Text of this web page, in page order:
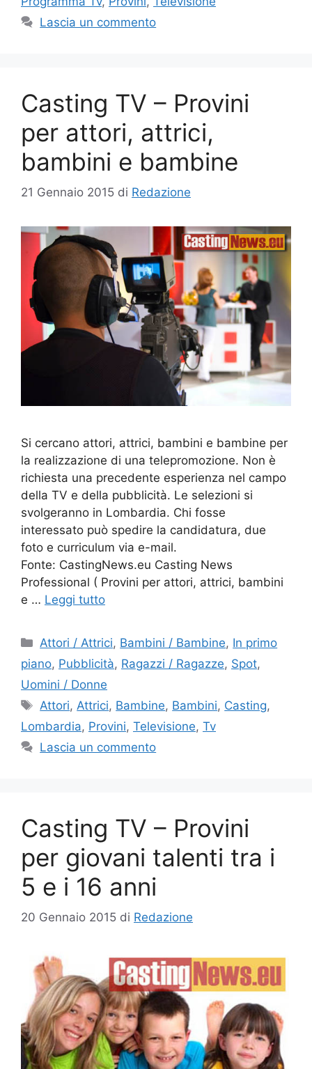
Lascia un commento
Casting TV – Provini
per attori, attrici,
bambini e bambine
21 Gennaio 2015 di Redazione
Si cercano attori, attrici, bambini e bambine per
la realizzazione di una telepromozione. Non è
richiesta una precedente esperienza nel campo
della TV e della pubblicità. Le selezioni si
svolgeranno in Lombardia. Chi fosse
interessato può spedire la candidatura, due
foto e curriculum via e-mail.
Fonte: CastingNews.eu Casting News
Professional ( Provini per attori, attrici, bambini
e … Leggi tutto
Categorie
Attori / Attrici, Bambini / Bambine, In primo
piano, Pubblicità, Ragazzi / Ragazze, Spot,
Uomini / Donne
Tag
Attori, Attrici, Bambine, Bambini, Casting,
Lombardia, Provini, Televisione, Tv
Lascia un commento
Casting TV – Provini
per giovani talenti tra i
5 e i 16 anni
20 Gennaio 2015 di Redazione